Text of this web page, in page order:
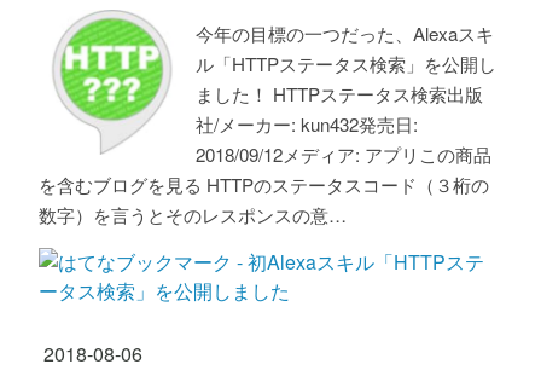
今年の目標の一つだった、Alexaスキ
ル「HTTPステータス検索」を公開し
ました！ HTTPステータス検索出版
社/メーカー: kun432発売日:
2018/09/12メディア: アプリこの商品
を含むブログを見る HTTPのステータスコード（３桁の
数字）を言うとそのレスポンスの意…
2018-08-06